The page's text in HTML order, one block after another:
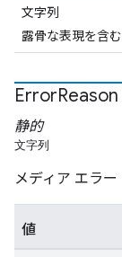
文字列
露骨な表現を含
ErrorReason
静的
文字列
メディア エラー
値